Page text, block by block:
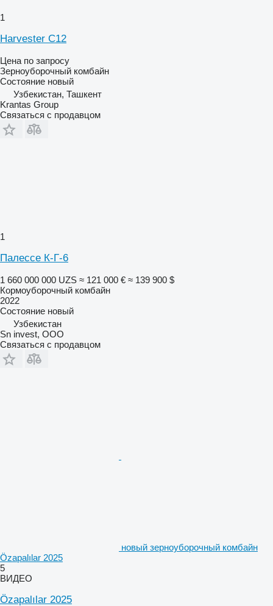
1
Harvester C12
Цена по запросу
Зерноуборочный комбайн
Состояние новый
Узбекистан, Ташкент
Krantas Group
Связаться с продавцом
1
Палессе К-Г-6
1 660 000 000 UZS ≈ 121 000 € ≈ 139 900 $
Кормоуборочный комбайн
2022
Состояние новый
Узбекистан
Sn invest, ООО
Связаться с продавцом
новый зерноуборочный комбайн
Özapalılar 2025
5
ВИДЕО
Özapalılar 2025